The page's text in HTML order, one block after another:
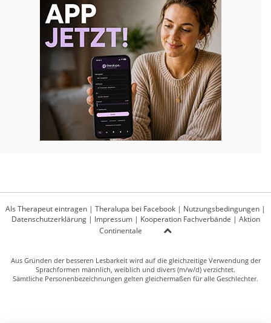
Als Therapeut eintragen | Theralupa bei Facebook | Nutzungsbedingungen |
Datenschutzerklärung| Impressum| Kooperation Fachverbände | Aktion
Continentale
Aus Gründen der besseren Lesbarkeit wird auf die gleichzeitige Verwendung der
Sprachformen männlich, weiblich und divers (m/w/d) verzichtet.
Sämtliche Personenbezeichnungen gelten gleichermaßen für alle Geschlechter.